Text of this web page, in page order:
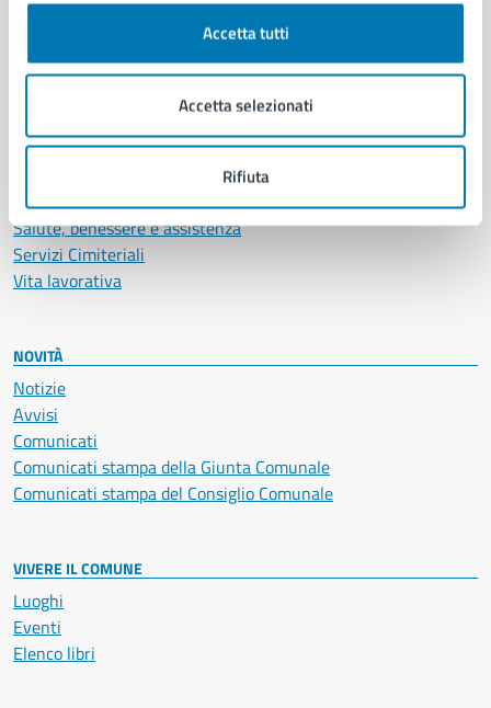
Accetta tutti
Accetta selezionati
Rifiuta
Autorizzazioni
Educazione e formazione
Giustizia e sicurezza pubblica
Imprese e commercio
Salute, benessere e assistenza
Servizi Cimiteriali
Vita lavorativa
NOVITÀ
Notizie
Avvisi
Comunicati
Comunicati stampa della Giunta Comunale
Comunicati stampa del Consiglio Comunale
VIVERE IL COMUNE
Luoghi
Eventi
Elenco libri